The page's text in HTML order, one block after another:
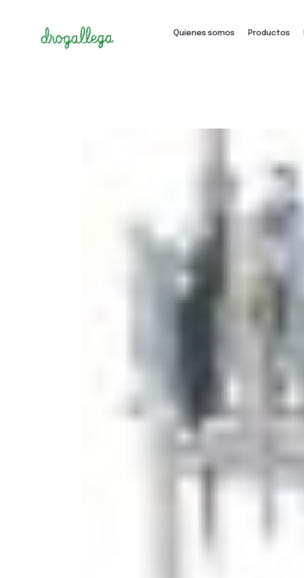
Quienes somos Productos